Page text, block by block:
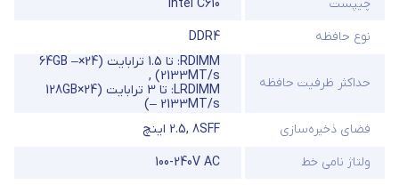
چیپست
Intel C610
نوع حافظه
DDR4
حداکثر ظرفیت حافظه
RDIMM: تا 1.5 ترابایت (24×64GB –
2133MT/s)
,
LRDIMM: تا 3 ترابایت (24×128GB
– 2133MT/s)
فضای ذخیره‌سازی
8SFF
,2.5 اینچ
ولتاژ نامی خط
100-240V AC